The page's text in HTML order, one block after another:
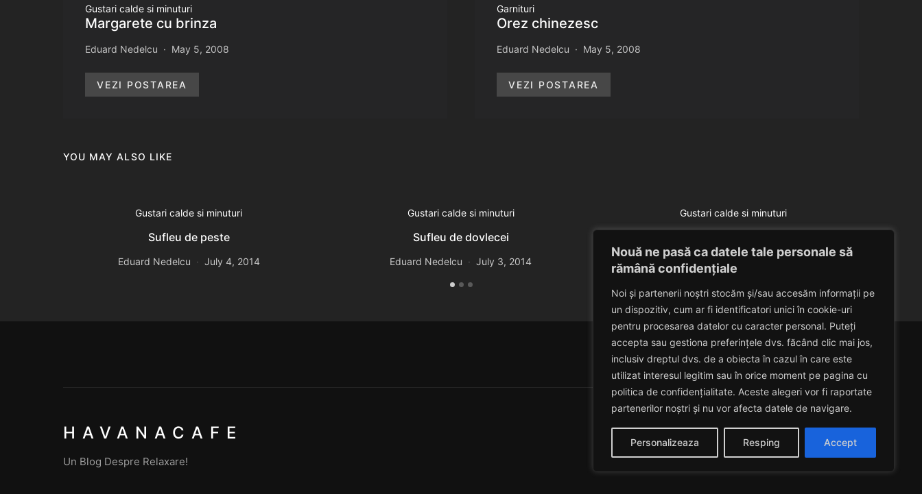
Nouă ne pasă ca datele tale personale să
rămână confidențiale
Noi și partenerii noștri stocăm și/sau accesăm informații pe
un dispozitiv, cum ar fi identificatori unici în cookie-uri
pentru procesarea datelor cu caracter personal. Puteți
accepta sau gestiona preferințele dvs. făcând clic mai jos,
inclusiv dreptul dvs. de a obiecta în cazul în care este
utilizat interesul legitim sau în orice moment pe pagina cu
politica de confidențialitate. Aceste alegeri vor fi raportate
partenerilor noștri și nu vor afecta datele de navigare.
Personalizeaza Resping Accept
Gustari calde si minuturi
Margarete cu brinza
Eduard Nedelcu May 5, 2008
VEZI POSTAREA
Garnituri
Orez chinezesc
Eduard Nedelcu May 5, 2008
VEZI POSTAREA
YOU MAY ALSO LIKE
Gustari calde si minuturi
Sufleu de peste
Eduard Nedelcu July 4, 2014
Gustari calde si minuturi
Sufleu de dovlecei
Eduard Nedelcu July 3, 2014
Gustari calde si minuturi
Eduard Nedelcu December 8, 2012
HAVANACAFE
Un Blog Despre Relaxare!